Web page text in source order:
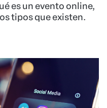
es un evento online,
tipos que existen.